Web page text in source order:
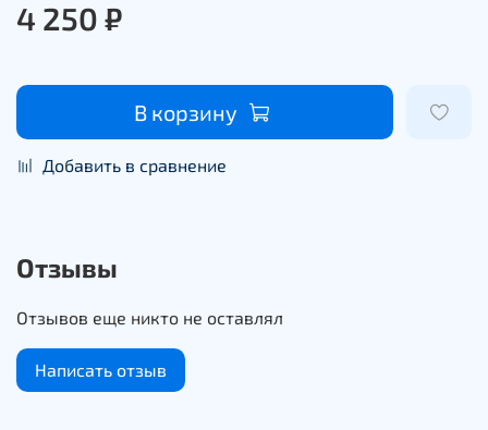
4 250 ₽
В корзину
Добавить в сравнение
Отзывы
Отзывов еще никто не оставлял
Написать отзыв